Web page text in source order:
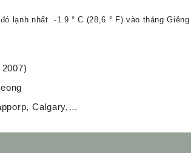
lạnh nhất -1.9 ° C (28,6 ° F) vào tháng
Calgary,…